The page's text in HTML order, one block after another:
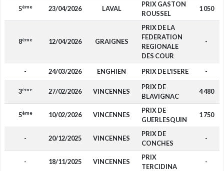
5ème 23/04/2026 LAVAL
PRIX GASTON
ROUSSEL
1 050
8ème 12/04/2026 GRAIGNES
PRIX DE LA
FEDERATION
REGIONALE
DES COUR
-
- 24/03/2026 ENGHIEN PRIX DE L'ISERE -
3ème 27/02/2026 VINCENNES
PRIX DE
BLAVIGNAC
4 480
5ème 10/02/2026 VINCENNES
PRIX DE
GUERLESQUIN
1 750
- 20/12/2025 VINCENNES
PRIX DE
CONCHES
-
- 18/11/2025 VINCENNES
PRIX
TERCIDINA
-